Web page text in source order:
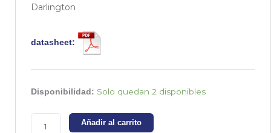
Darlington
datasheet:
Disponibilidad: Solo quedan 2 disponibles
2SD2438
Transistor
NPN
Añadir al carrito